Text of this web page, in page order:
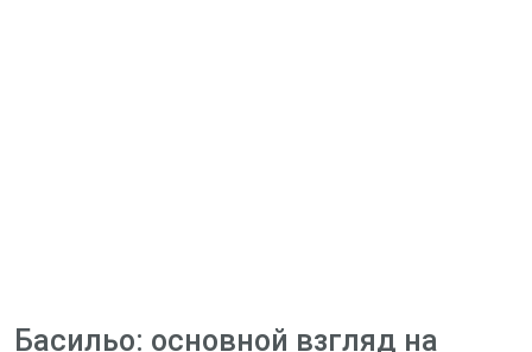
Басильо: основной взгляд на